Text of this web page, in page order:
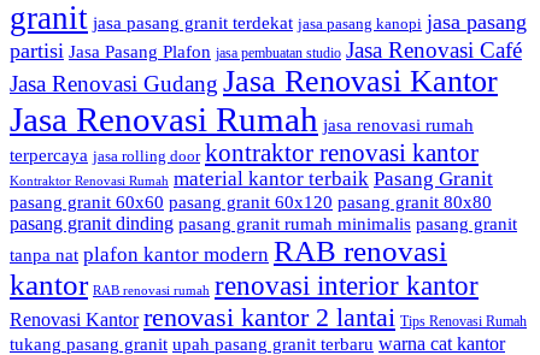
granit jasa pasang granit terdekat jasa pasang kanopi jasa pasang
partisi Jasa Pasang Plafon jasa pembuatan studio Jasa Renovasi Café
Jasa Renovasi Gudang Jasa Renovasi Kantor
Jasa Renovasi Rumah jasa renovasi rumah
terpercaya jasa rolling door kontraktor renovasi kantor
Kontraktor Renovasi Rumah material kantor terbaik Pasang Granit
pasang granit 60x60 pasang granit 60x120 pasang granit 80x80
pasang granit dinding pasang granit rumah minimalis pasang granit
tanpa nat plafon kantor modern RAB renovasi
kantor RAB renovasi rumah renovasi interior kantor
Renovasi Kantor renovasi kantor 2 lantai Tips Renovasi Rumah
tukang pasang granit upah pasang granit terbaru warna cat kantor